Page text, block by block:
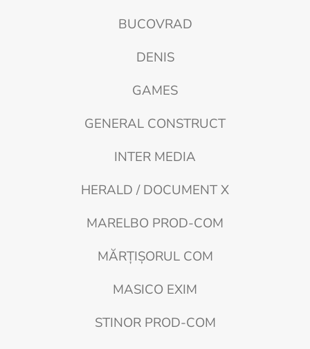
BUCOVRAD
DENIS
GAMES
GENERAL CONSTRUCT
INTER MEDIA
HERALD / DOCUMENT X
MARELBO PROD-COM
MĂRŢIŞORUL COM
MASICO EXIM
STINOR PROD-COM